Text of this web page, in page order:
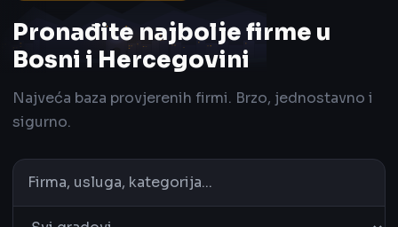
Pronađite najbolje firme u
Bosni i Hercegovini
Najveća baza provjerenih firmi. Brzo, jednostavno i
sigurno.